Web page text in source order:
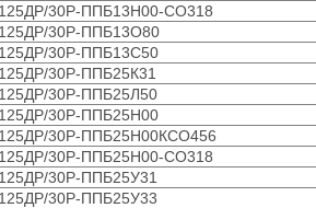
30Р-ППБ13Н00-СО318
30Р-ППБ13О80
30Р-ППБ13С50
30Р-ППБ25К31
30Р-ППБ25Л50
30Р-ППБ25Н00
30Р-ППБ25Н00КСО456
30Р-ППБ25Н00-СО318
30Р-ППБ25У31
30Р-ППБ25У33